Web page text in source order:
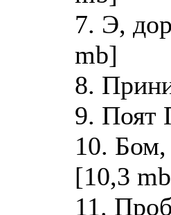
7. Э,
mb]
8.
9. Поят
10.
[10,3
11.